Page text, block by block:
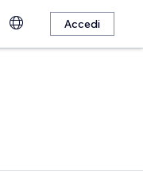
Accedi